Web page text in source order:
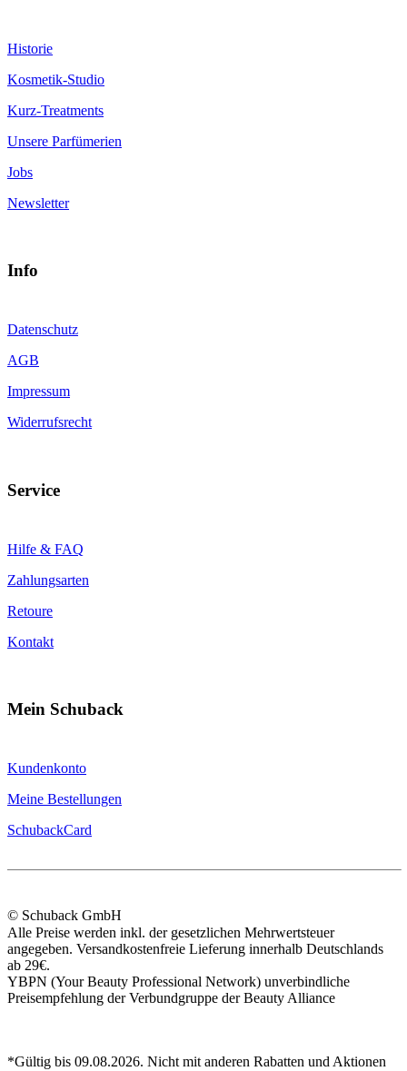
Historie
Kosmetik-Studio
Kurz-Treatments
Unsere Parfümerien
Jobs
Newsletter
Info
Datenschutz
AGB
Impressum
Widerrufsrecht
Service
Hilfe & FAQ
Zahlungsarten
Retoure
Kontakt
Mein Schuback
Kundenkonto
Meine Bestellungen
SchubackCard
© Schuback GmbH
Alle Preise werden inkl. der gesetzlichen Mehrwertsteuer
angegeben. Versandkostenfreie Lieferung innerhalb Deutschlands
ab 29€.
YBPN (Your Beauty Professional Network) unverbindliche
Preisempfehlung der Verbundgruppe der Beauty Alliance
*Gültig bis 09.08.2026. Nicht mit anderen Rabatten und Aktionen